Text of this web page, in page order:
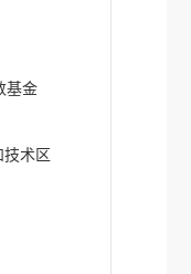
基金
术区